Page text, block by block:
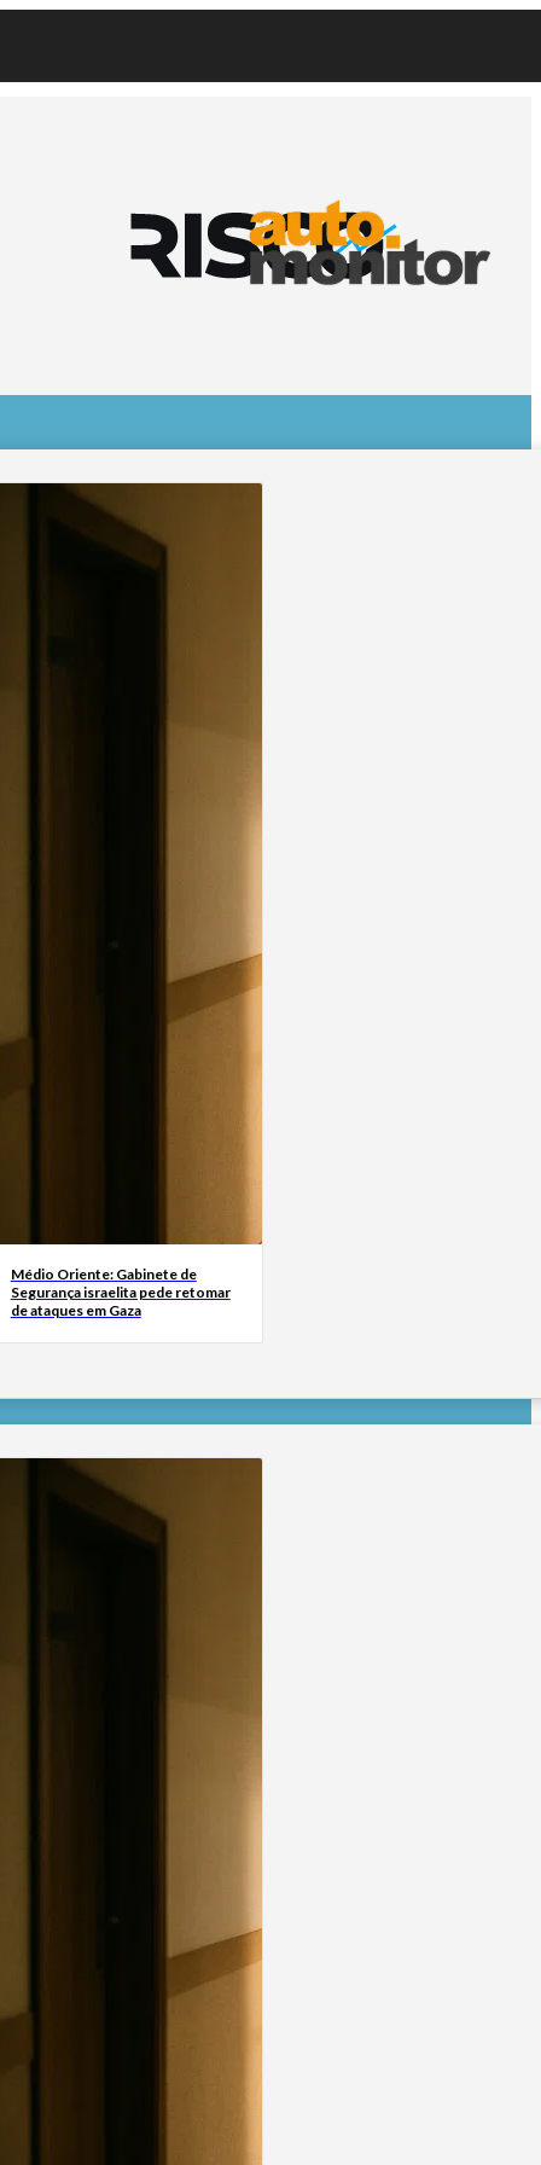
Médio Oriente: Gabinete de
Segurança israelita pede retomar
de ataques em Gaza